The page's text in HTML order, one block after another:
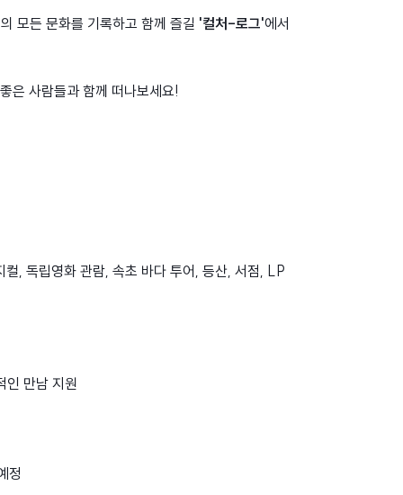
모든 문화를 기록하고 함께 즐길 '컬처-로그'에서
은 사람들과 함께 떠나보세요!
, 독립영화 관람, 속초 바다 투어, 등산, 서점, LP
인 만남 지원
정